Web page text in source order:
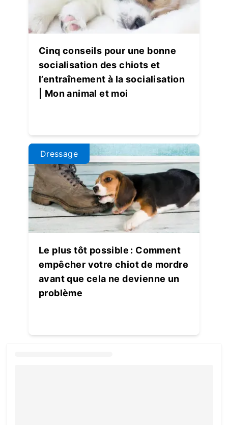
Cinq conseils pour une bonne
socialisation des chiots et
l’entraînement à la socialisation
| Mon animal et moi
Dressage
Le plus tôt possible : Comment
empêcher votre chiot de mordre
avant que cela ne devienne un
problème